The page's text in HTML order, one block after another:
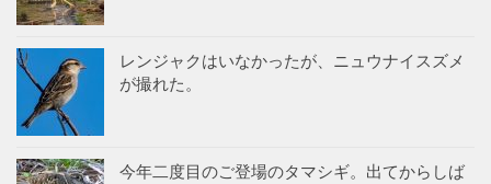
レンジャクはいなかったが、ニュウナイスズメ
が撮れた。
今年二度目のご登場のタマシギ。出てからしば